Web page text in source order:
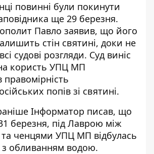
повинні були покинути
ще 29 березня.
Павло заявив, що його
стін святині, доки не
судові розгляди. Суд виніс
користь УПЦ МП
правомірність
попів зі святині.
Інформатор писав, що
березня, під Лаврою між
та ченцями УПЦ МП відбулась
обливанням водою.